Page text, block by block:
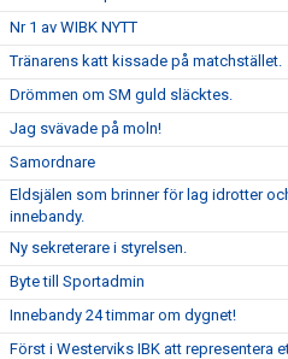
Nr 1 av WIBK NYTT
Tränarens katt kissade på matchstället.
Drömmen om SM guld släcktes.
Jag svävade på moln!
Samordnare
Eldsjälen som brinner för lag idrotter
innebandy.
Ny sekreterare i styrelsen.
Byte till Sportadmin
Innebandy 24 timmar om dygnet!
Först i Westerviks IBK att representera